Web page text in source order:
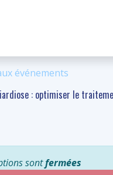
événements
: optimiser le
sontfermées